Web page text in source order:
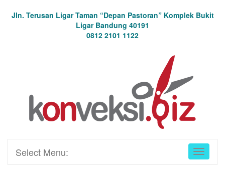
Jln. Terusan Ligar Taman “Depan Pastoran” Komplek Bukit
Ligar Bandung 40191
0812 2101 1122
Select Menu: